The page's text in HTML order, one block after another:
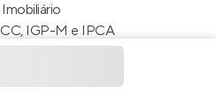
IGP-M e IPCA